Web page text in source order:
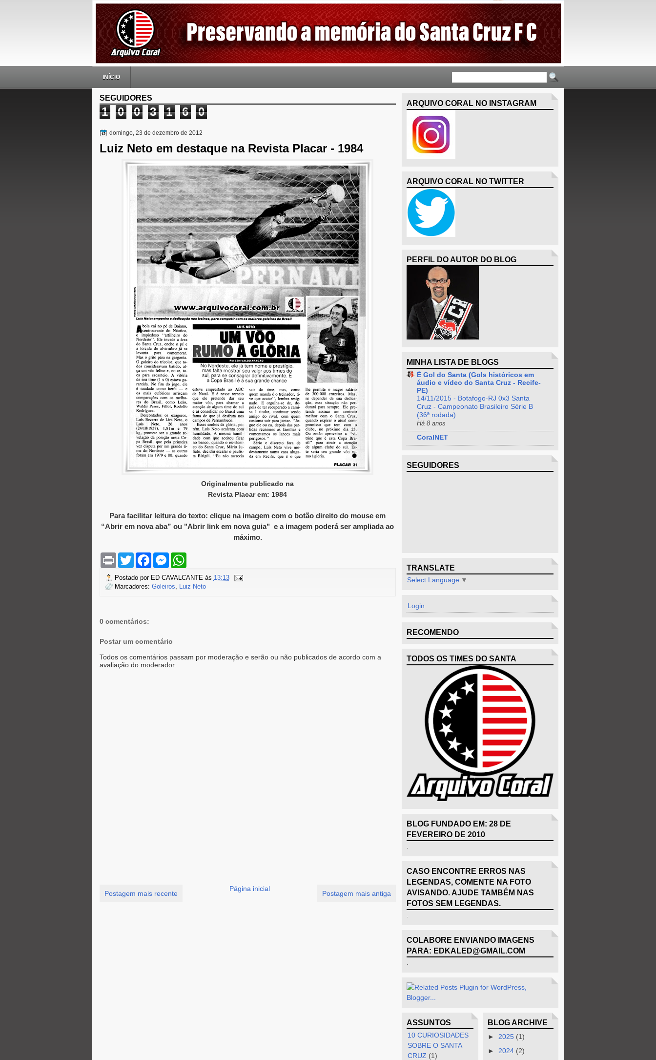
INÍCIO
SEGUIDORES
1 0 0 3 1 6 0
domingo, 23 de dezembro de 2012
Luiz Neto em destaque na Revista Placar - 1984
Originalmente publicado na
Revista Placar em: 1984
Para facilitar leitura do texto: clique na imagem com o botão direito do mouse em
“Abrir em nova aba” ou "Abrir link em nova guia" e a imagem poderá ser ampliada ao
máximo.
P
n
t
T
w
t
t
F
e
b
M
s
e
W
t
s
Postado por ED CAVALCANTE às 13:13
Marcadores: Goleiros Luiz Neto
0 comentários:
Postar um comentário
Todos os comentários passam por moderação e serão ou não publicados de acordo com a
avaliação do moderador.
Postagem mais recente Postagem mais antiga
Página inicial
ARQUIVO CORAL NO INSTAGRAM
ARQUIVO CORAL NO TWITTER
PERFIL DO AUTOR DO BLOG
MINHA LISTA DE BLOGS
É Gol do Santa (Gols históricos em
áudio e vídeo do Santa Cruz - Recife-
PE)
14/11/2015 - Botafogo-RJ 0x3 Santa
Cruz - Campeonato Brasileiro Série B
(36ª rodada)
Há 8 anos
CoralNET
SEGUIDORES
TRANSLATE
Select Language ▼
Login
RECOMENDO
TODOS OS TIMES DO SANTA
BLOG FUNDADO EM: 28 DE
FEVEREIRO DE 2010
CASO ENCONTRE ERROS NAS
LEGENDAS, COMENTE NA FOTO
AVISANDO. AJUDE TAMBÉM NAS
FOTOS SEM LEGENDAS.
COLABORE ENVIANDO IMAGENS
PARA: EDKALED@GMAIL.COM
ASSUNTOS
10 CURIOSIDADES
SOBRE O SANTA
CRUZ (1)
BLOG ARCHIVE
►2025 (1)
► 2024 (2)